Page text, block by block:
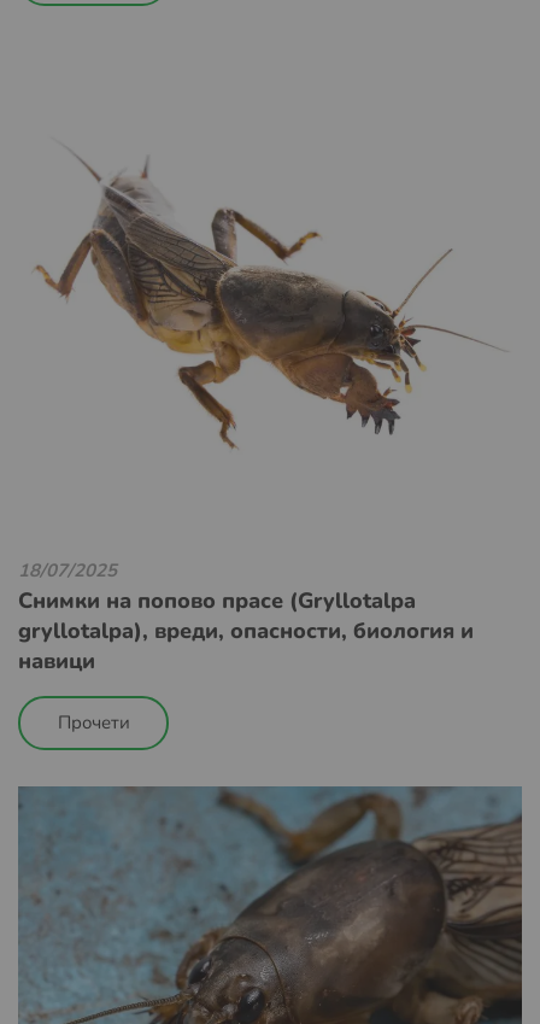
18/07/2025
Снимки на попово прасе (Gryllotalpa
gryllotalpa), вреди, опасности, биология и
навици
Прочети